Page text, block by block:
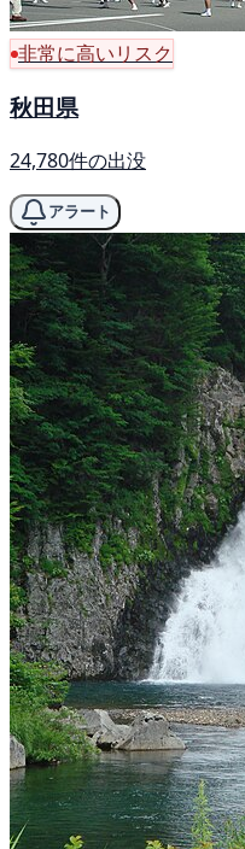
非常に高いリスク
秋田県
24,780件の出没
アラート